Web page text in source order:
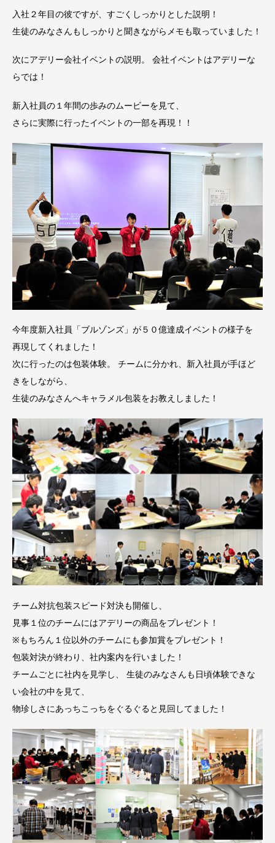
入社２年目の彼ですが、すごくしっかりとした説明！
生徒のみなさんもしっかりと聞きながらメモも取っていました！
次にアデリー会社イベントの説明。 会社イベントはアデリーな
らでは！
新入社員の１年間の歩みのムービーを見て、
さらに実際に行ったイベントの一部を再現！！
今年度新入社員「ブルゾンズ」が５０億達成イベントの様子を
再現してくれました！
次に行ったのは包装体験。 チームに分かれ、新入社員が手ほど
きをしながら、
生徒のみなさんへキャラメル包装をお教えしました！
チーム対抗包装スピード対決も開催し、
見事１位のチームにはアデリーの商品をプレゼント！
※もちろん１位以外のチームにも参加賞をプレゼント！
包装対決が終わり、社内案内を行いました！
チームごとに社内を見学し、 生徒のみなさんも日頃体験できな
い会社の中を見て、
物珍しさにあっちこっちをぐるぐると見回してました！